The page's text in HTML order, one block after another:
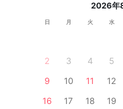
2026年
日 月 火 水
2
3 4 5
9
10 11 12
16
17 18 19